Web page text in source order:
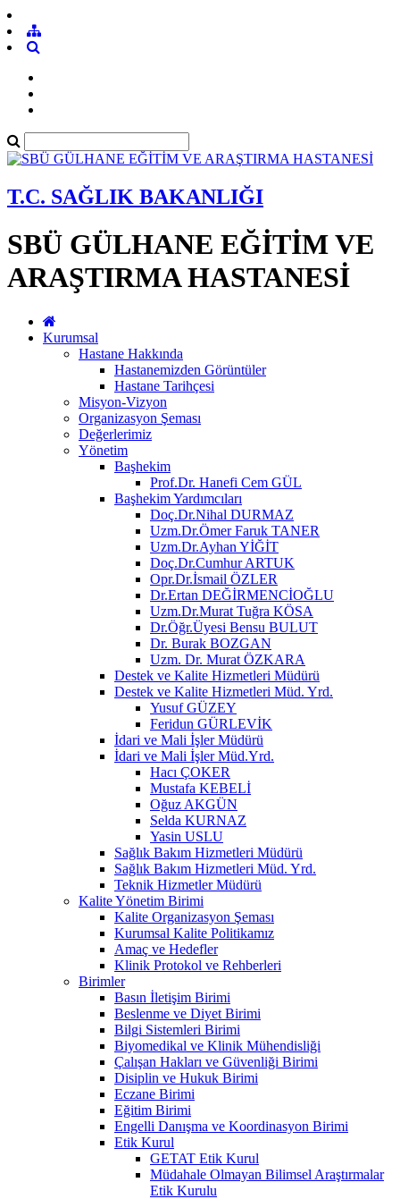
T.C. SAĞLIK BAKANLIĞI
SBÜ GÜLHANE EĞİTİM VE
ARAŞTIRMA HASTANESİ
Kurumsal
Hastane Hakkında
Hastanemizden Görüntüler
Hastane Tarihçesi
Misyon-Vizyon
Organizasyon Şeması
Değerlerimiz
Yönetim
Başhekim
Prof.Dr. Hanefi Cem GÜL
Başhekim Yardımcıları
Doç.Dr.Nihal DURMAZ
Uzm.Dr.Ömer Faruk TANER
Uzm.Dr.Ayhan YİĞİT
Doç.Dr.Cumhur ARTUK
Opr.Dr.İsmail ÖZLER
Dr.Ertan DEĞİRMENCİOĞLU
Uzm.Dr.Murat Tuğra KÖSA
Dr.Öğr.Üyesi Bensu BULUT
Dr. Burak BOZGAN
Uzm. Dr. Murat ÖZKARA
Destek ve Kalite Hizmetleri Müdürü
Destek ve Kalite Hizmetleri Müd. Yrd.
Yusuf GÜZEY
Feridun GÜRLEVİK
İdari ve Mali İşler Müdürü
İdari ve Mali İşler Müd.Yrd.
Hacı ÇOKER
Mustafa KEBELİ
Oğuz AKGÜN
Selda KURNAZ
Yasin USLU
Sağlık Bakım Hizmetleri Müdürü
Sağlık Bakım Hizmetleri Müd. Yrd.
Teknik Hizmetler Müdürü
Kalite Yönetim Birimi
Kalite Organizasyon Şeması
Kurumsal Kalite Politikamız
Amaç ve Hedefler
Klinik Protokol ve Rehberleri
Birimler
Basın İletişim Birimi
Beslenme ve Diyet Birimi
Bilgi Sistemleri Birimi
Biyomedikal ve Klinik Mühendisliği
Çalışan Hakları ve Güvenliği Birimi
Disiplin ve Hukuk Birimi
Eczane Birimi
Eğitim Birimi
Engelli Danışma ve Koordinasyon Birimi
Etik Kurul
GETAT Etik Kurul
Müdahale Olmayan Bilimsel Araştırmalar
Etik Kurulu